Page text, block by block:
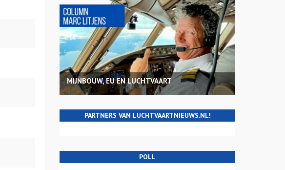
MIJNBOUW, EU EN LUCHTVAART
PARTNERS VAN LUCHTVAARTNIEUWS.NL!
POLL